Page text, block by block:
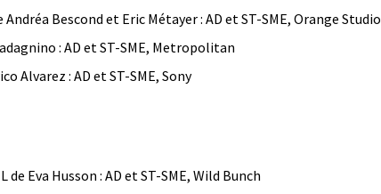
Andréa Bescond et Eric Métayer : AD et ST-SME, Orange Studio
: AD et ST-SME, Metropolitan
Alvarez : AD et ST-SME, Sony
de Eva Husson : AD et ST-SME, Wild Bunch